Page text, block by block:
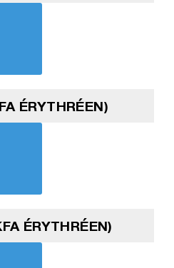
ÉRYTHRÉEN)
ÉRYTHRÉEN)